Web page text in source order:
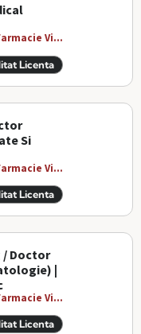
Vi...
Licenta
Si
Vi...
Licenta
Doctor
|
Vi...
Licenta